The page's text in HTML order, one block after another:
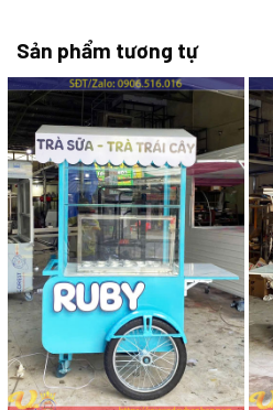
Sản phẩm tương tự